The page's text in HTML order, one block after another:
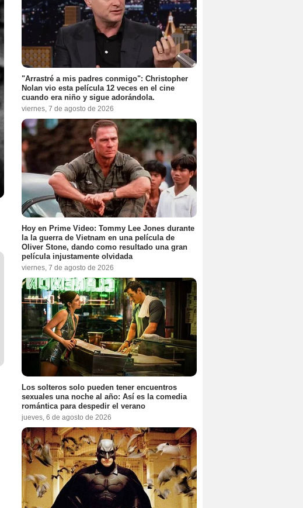
"Arrastré a mis padres conmigo": Christopher
Nolan vio esta película 12 veces en el cine
cuando era niño y sigue adorándola.
viernes, 7 de agosto de 2026
Hoy en Prime Video: Tommy Lee Jones durante
la la guerra de Vietnam en una película de
Oliver Stone, dando como resultado una gran
película injustamente olvidada
viernes, 7 de agosto de 2026
Los solteros solo pueden tener encuentros
sexuales una noche al año: Así es la comedia
romántica para despedir el verano
jueves, 6 de agosto de 2026